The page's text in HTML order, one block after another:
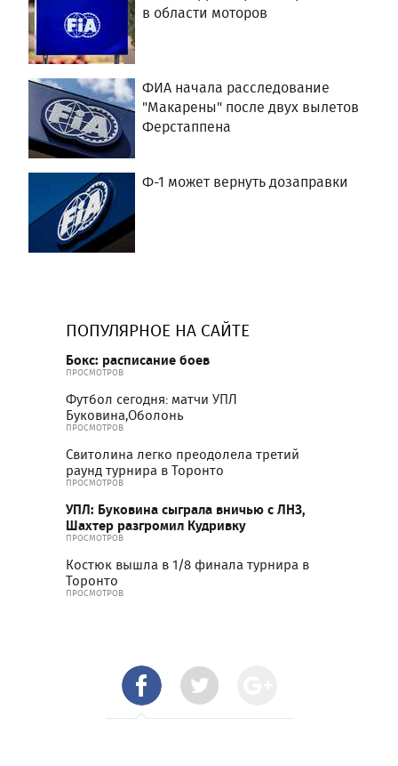
в области моторов
ФИА начала расследование
"Макарены" после двух вылетов
Ферстаппена
Ф-1 может вернуть дозаправки
ПОПУЛЯРНОЕ НА САЙТЕ
Бокс: расписание боев
ПРОСМОТРОВ
Футбол сегодня: матчи УПЛ
Буковина,Оболонь
ПРОСМОТРОВ
Свитолина легко преодолела третий
раунд турнира в Торонто
ПРОСМОТРОВ
УПЛ: Буковина сыграла вничью с ЛНЗ,
Шахтер разгромил Кудривку
ПРОСМОТРОВ
Костюк вышла в 1/8 финала турнира в
Торонто
ПРОСМОТРОВ